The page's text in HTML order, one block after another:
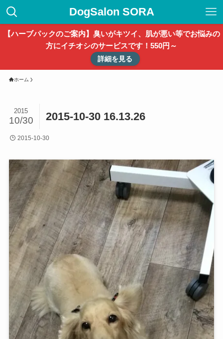
DogSalon SORA
【ハーブパックのご案内】臭いがキツイ、肌が悪い等でお悩みの
方にイチオシのサービスです！550円～
詳細を見る
ホーム
2015-10-30 16.13.26
2015
10/30
2015-10-30